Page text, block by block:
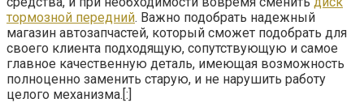
тормозной передний. Важно подобрать надежный
магазин автозапчастей, который сможет подобрать для
своего клиента подходящую, сопутствующую и самое
главное качественную деталь, имеющая возможность
полноценно заменить старую, и не нарушить работу
целого механизма.[:]